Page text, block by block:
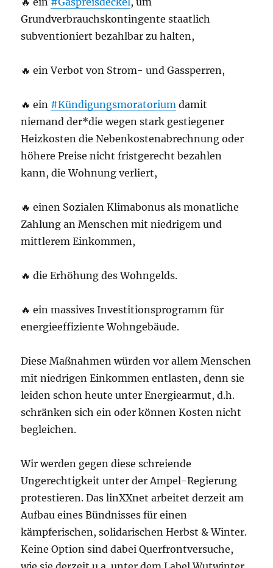
Grundverbrauchskontingente staatlich
subventioniert bezahlbar zu halten,
🔥 ein Verbot von Strom- und Gassperren,
🔥 ein #Kündigungsmoratorium damit
niemand der*die wegen stark gestiegener
Heizkosten die Nebenkostenabrechnung oder
höhere Preise nicht fristgerecht bezahlen
kann, die Wohnung verliert,
🔥 einen Sozialen Klimabonus als monatliche
Zahlung an Menschen mit niedrigem und
mittlerem Einkommen,
🔥 die Erhöhung des Wohngelds.
🔥 ein massives Investitionsprogramm für
energieeffiziente Wohngebäude.
Diese Maßnahmen würden vor allem Menschen
mit niedrigen Einkommen entlasten, denn sie
leiden schon heute unter Energiearmut, d.h.
schränken sich ein oder können Kosten nicht
begleichen.
Wir werden gegen diese schreiende
Ungerechtigkeit unter der Ampel-Regierung
protestieren. Das linXXnet arbeitet derzeit am
Aufbau eines Bündnisses für einen
kämpferischen, solidarischen Herbst & Winter.
Keine Option sind dabei Querfrontversuche,